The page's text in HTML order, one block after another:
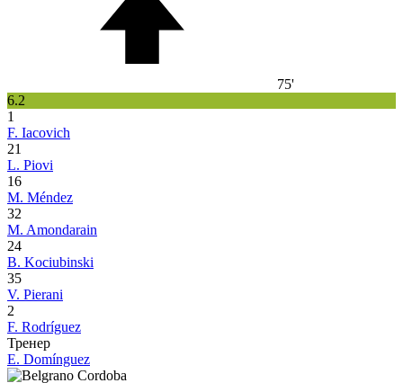
75'
6.2
1
F. Iacovich
21
L. Piovi
16
M. Méndez
32
M. Amondarain
24
B. Kociubinski
35
V. Pierani
2
F. Rodríguez
Тренер
E. Domínguez